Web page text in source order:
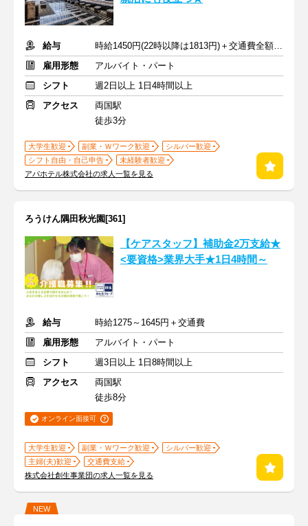
給与
時給1450円(22時以降は1813円)＋交通費全額支給
雇用形態
アルバイト・パート
シフト
週2日以上 1日4時間以上
アクセス
両国駅
徒歩3分
大学生歓迎 副業・Ｗワーク歓迎
シルバー歓迎
シフト自由・自己申告
未経験者歓迎
アパホテル株式会社の求人一覧を見る
ろうけん隅田秋光園[361]
【ケアスタッフ】補助金2万支給★
<要資格>業界大手★1日4時間～
給与
時給1275～1645円＋交通費
雇用形態
アルバイト・パート
シフト
週3日以上 1日8時間以上
アクセス
両国駅
徒歩8分
オンライン面接可
大学生歓迎 副業・Ｗワーク歓迎
シルバー歓迎
主婦(夫)歓迎
交通費支給
株式会社創生事業団の求人一覧を見る
NEW